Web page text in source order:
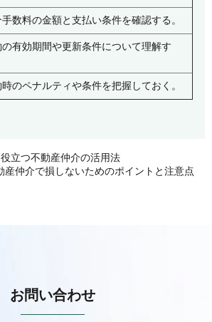
数料の金額と支払い条件を確認する。
の有効期間や更新条件について理解す
のペナルティや条件を把握しておく。
立つ不動産仲介の活用法
産仲介で損しないためのポイントと注意点
お問い合わせ